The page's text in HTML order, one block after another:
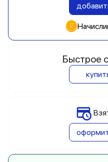
Быстрое